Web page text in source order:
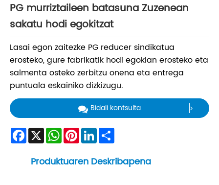
PG murriztaileen batasuna Zuzenean
sakatu hodi egokitzat
Lasai egon zaitezke PG reducer sindikatua
erosteko, gure fabrikatik hodi egokian erosteko eta
salmenta osteko zerbitzu onena eta entrega
puntuala eskainiko dizkizugu.
Bidali kontsulta
Facebook
X WhatsApp
Pinterest
LinkedIn
Produktuaren Deskribapena